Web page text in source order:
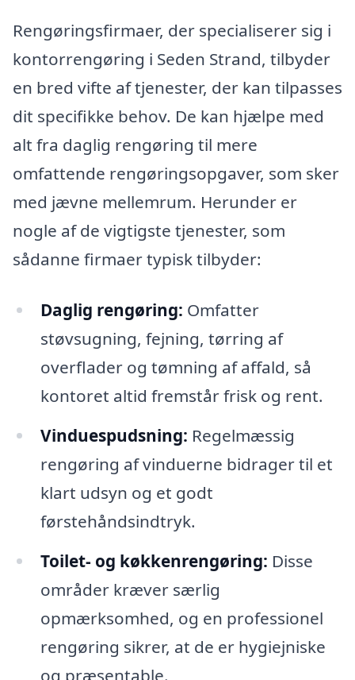
Rengøringsfirmaer, der specialiserer sig i
kontorrengøring i Seden Strand, tilbyder
en bred vifte af tjenester, der kan tilpasses
dit specifikke behov. De kan hjælpe med
alt fra daglig rengøring til mere
omfattende rengøringsopgaver, som sker
med jævne mellemrum. Herunder er
nogle af de vigtigste tjenester, som
sådanne firmaer typisk tilbyder:
Daglig rengøring: Omfatter
støvsugning, fejning, tørring af
overflader og tømning af affald, så
kontoret altid fremstår frisk og rent.
Vinduespudsning: Regelmæssig
rengøring af vinduerne bidrager til et
klart udsyn og et godt
førstehåndsindtryk.
Toilet- og køkkenrengøring: Disse
områder kræver særlig
opmærksomhed, og en professionel
rengøring sikrer, at de er hygiejniske
og præsentable.